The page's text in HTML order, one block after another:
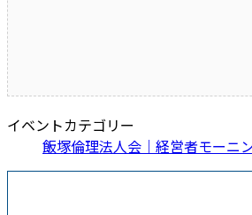
イベントカテゴリー
飯塚倫理法人会｜経営者モーニ